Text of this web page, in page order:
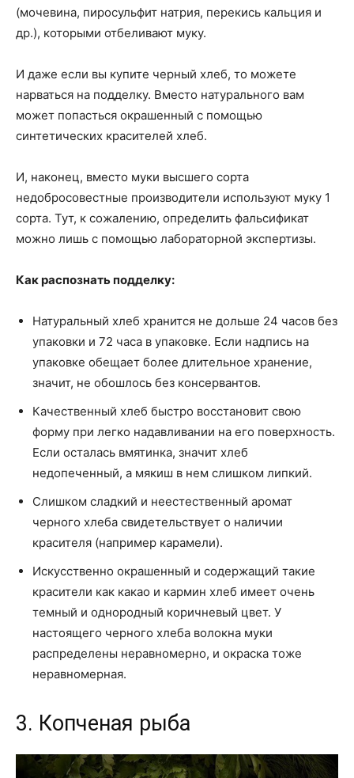
(мочевина, пиросульфит натрия, перекись кальция и
др.), которыми отбеливают муку.
И даже если вы купите черный хлеб, то можете
нарваться на подделку. Вместо натурального вам
может попасться окрашенный с помощью
синтетических красителей хлеб.
И, наконец, вместо муки высшего сорта
недобросовестные производители используют муку 1
сорта. Тут, к сожалению, определить фальсификат
можно лишь с помощью лабораторной экспертизы.
Как распознать подделку:
Натуральный хлеб хранится не дольше 24 часов без
упаковки и 72 часа в упаковке. Если надпись на
упаковке обещает более длительное хранение,
значит, не обошлось без консервантов.
Качественный хлеб быстро восстановит свою
форму при легко надавливании на его поверхность.
Если осталась вмятинка, значит хлеб
недопеченный, а мякиш в нем слишком липкий.
Слишком сладкий и неестественный аромат
черного хлеба свидетельствует о наличии
красителя (например карамели).
Искусственно окрашенный и содержащий такие
красители как какао и кармин хлеб имеет очень
темный и однородный коричневый цвет. У
настоящего черного хлеба волокна муки
распределены неравномерно, и окраска тоже
неравномерная.
3. Копченая рыба